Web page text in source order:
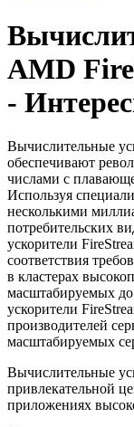
AMD
-
Вычислительные
обеспечивают
числами с
Используя
несколькими
потребительских
ускорители
соответствия
в кластерах
масштабируемых
ускорители
производителей
масштабируемых
Вычислительные
привлекательной
приложениях